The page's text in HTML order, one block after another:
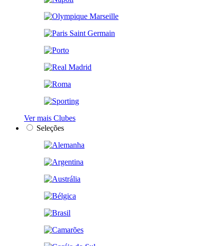
Ver mais Clubes
Seleções